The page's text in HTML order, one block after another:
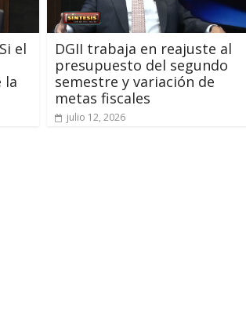
el
la
DGII trabaja en reajuste al
presupuesto del segundo
semestre y variación de
metas fiscales
julio 12, 2026